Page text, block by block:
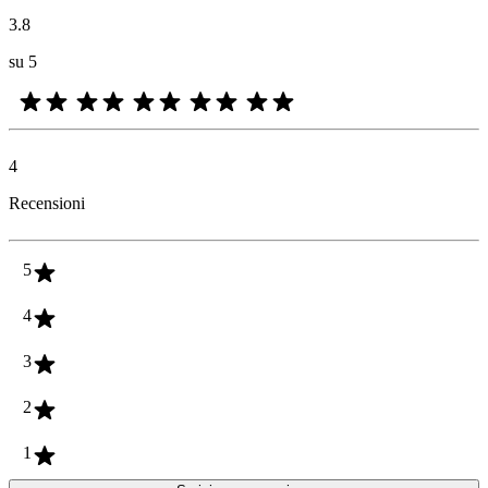
3.8
su 5
4
Recensioni
5
4
3
2
1